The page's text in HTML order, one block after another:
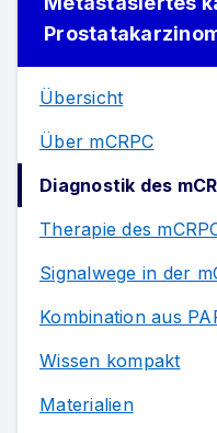
Übersicht
Über mCRPC
Diagnostik des
Therapie des
Signalwege in der
Kombination aus
Wissen kompakt
Materialien